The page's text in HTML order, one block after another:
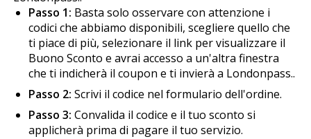
Passo 1: Basta solo osservare con attenzione i
codici che abbiamo disponibili, scegliere quello che
ti piace di più, selezionare il link per visualizzare il
Buono Sconto e avrai accesso a un'altra finestra
che ti indicherà il coupon e ti invierà a Londonpass..
Passo 2: Scrivi il codice nel formulario dell'ordine.
Passo 3: Convalida il codice e il tuo sconto si
applicherà prima di pagare il tuo servizio.